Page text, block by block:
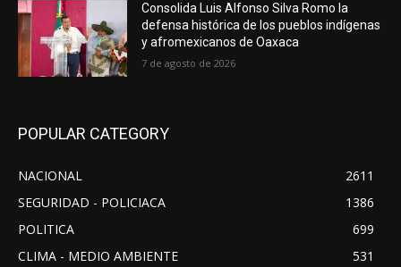
Consolida Luis Alfonso Silva Romo la
defensa histórica de los pueblos indígenas
y afromexicanos de Oaxaca
7 de agosto de 2026
POPULAR CATEGORY
NACIONAL
2611
SEGURIDAD - POLICIACA
1386
POLITICA
699
CLIMA - MEDIO AMBIENTE
531